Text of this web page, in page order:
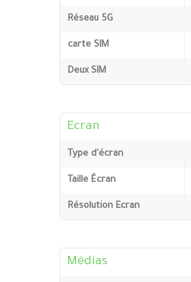
Réseau 5G
carte SIM
Deux SIM
Ecran
Type d'écran
Taille Écran
Résolution Ecran
Médias